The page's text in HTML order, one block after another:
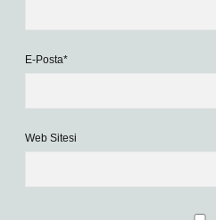
E-Posta*
Web Sitesi